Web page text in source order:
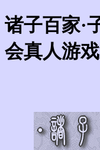
诸子百家
会真人游